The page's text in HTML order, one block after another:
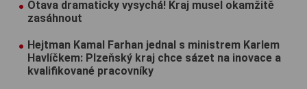
Otava dramaticky vysychá! Kraj musel okamžitě
zasáhnout
Hejtman Kamal Farhan jednal s ministrem Karlem
Havlíčkem: Plzeňský kraj chce sázet na inovace a
kvalifikované pracovníky